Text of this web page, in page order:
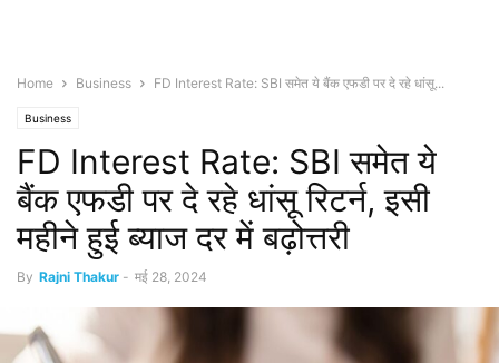
Home Business FD Interest Rate: SBI समेत ये बैंक एफडी पर दे रहे धांसू...
Business
FD Interest Rate: SBI समेत ये
बैंक एफडी पर दे रहे धांसू रिटर्न, इसी
महीने हुई ब्याज दर में बढ़ोत्तरी
By Rajni Thakur - मई 28, 2024